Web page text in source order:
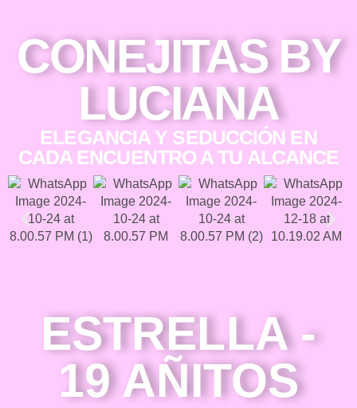
CONEJITAS BY
LUCIANA
ELEGANCIA Y SEDUCCIÓN EN
CADA ENCUENTRO A TU ALCANCE
ESTRELLA -
19 AÑITOS